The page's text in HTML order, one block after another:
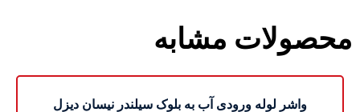
محصولات مشابه
واشر لوله ورودی آب به بلوک سیلندر نیسان دیزل